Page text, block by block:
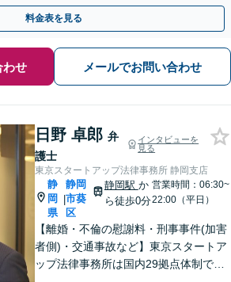
せください」【休日相談あり】
料金表を見る
わせ メールでお問い合わせ
日野 卓郎 弁
護士
インタビューを
見る
東京スタートアップ法律事務所 静岡支店
静
岡
県
|
静岡
市葵
区
静岡駅 か
ら徒歩0分
営業時間：06:30~
22:00（平日）
【離婚・不倫の慰謝料・刑事事件(加害
者側)・交通事故など】東京スタートア
ップ法律事務所は国内29拠点体制で全